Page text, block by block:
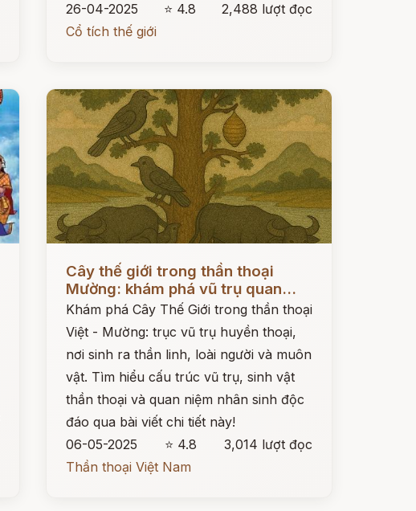
26-04-2025
⭐ 4.8
2,488 lượt đọc
Cổ tích thế giới
Cây thế giới trong thần thoại
Mường: khám phá vũ trụ quan...
Khám phá Cây Thế Giới trong thần thoại
Việt - Mường: trục vũ trụ huyền thoại,
nơi sinh ra thần linh, loài người và muôn
vật. Tìm hiểu cấu trúc vũ trụ, sinh vật
thần thoại và quan niệm nhân sinh độc
đáo qua bài viết chi tiết này!
06-05-2025
⭐ 4.8
3,014 lượt đọc
Thần thoại Việt Nam